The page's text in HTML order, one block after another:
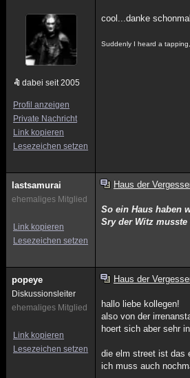
dabei seit 2005
Profil anzeigen
Private Nachricht
Link kopieren
Lesezeichen setzen
cool...danke
Suddenly I heard a
lastsamurai
ehemaliges Mitglied
Link kopieren
Lesezeichen setzen
Haus der
So ein Haus haben
Sry der Witz
popeye
Diskussionsleiter
ehemaliges Mitglied
Link kopieren
Lesezeichen setzen
Haus der
hallo liebe kollegen!
also von der
hoert sich aber sehr
die elm street ist das
ich muss auch